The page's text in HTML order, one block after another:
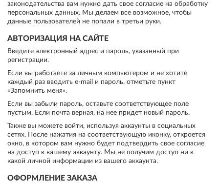
законодательства вам нужно дать свое согласие на обработку
персональных данных. Мы делаем все возможное, чтобы
данные пользователей не попали в третьи руки.
АВТОРИЗАЦИЯ НА САЙТЕ
Введите электронный адрес и пароль, указанный при
регистрации.
Если вы работаете за личным компьютером и не хотите
каждый раз вводить e-mail и пароль, отметьте пункт
«Запомнить меня».
Если вы забыли пароль, оставьте соответствующее поле
пустым. Если почта верная, на нее придет новый пароль.
Также вы можете войти, используя аккаунты в социальных
сетях. После нажатия на соответствующую иконку, откроется
окно, в котором вам нужно будет подтвердить свое согласие
на доступ к вашему аккаунту. Мы не получим доступ ни к
какой личной информации из вашего аккаунта.
ОФОРМЛЕНИЕ ЗАКАЗА